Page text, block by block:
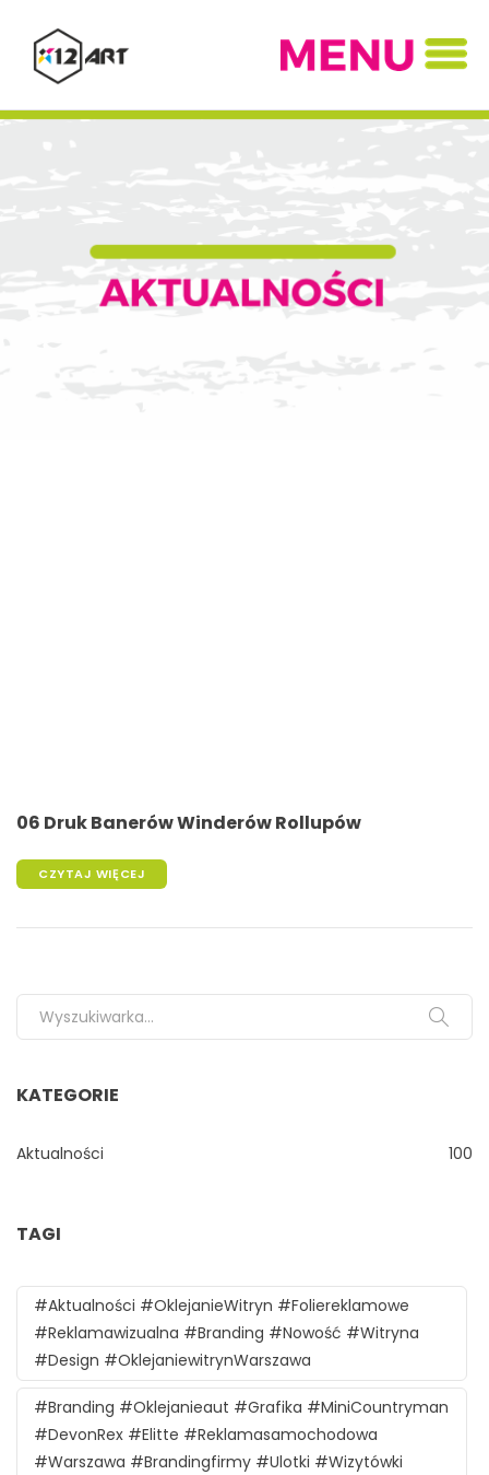
06 Druk Banerów Winderów Rollupów
CZYTAJ WIĘCEJ
Search for:
KATEGORIE
Aktualności 100
TAGI
#aktualności #oklejanieWitryn #foliereklamowe
#reklamawizualna #branding #nowość #witryna
#design #oklejaniewitrynWarszawa
#branding #oklejanieaut #grafika #MiniCountryman
#DevonRex #Elitte #reklamasamochodowa
#Warszawa #brandingfirmy #ulotki #wizytówki